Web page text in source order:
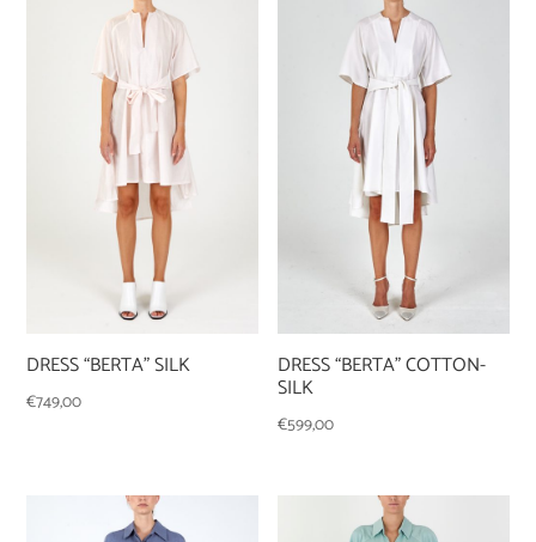
DRESS “BERTA” SILK
€749,00
DRESS “BERTA” COTTON-
SILK
€599,00